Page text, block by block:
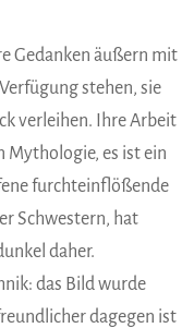
Gedanken äußern mit
stehen, sie
verleihen. Ihre Arbeit
Mythologie, es ist ein
furchteinflößende
Schwestern, hat
daher.
das Bild wurde
dagegen ist